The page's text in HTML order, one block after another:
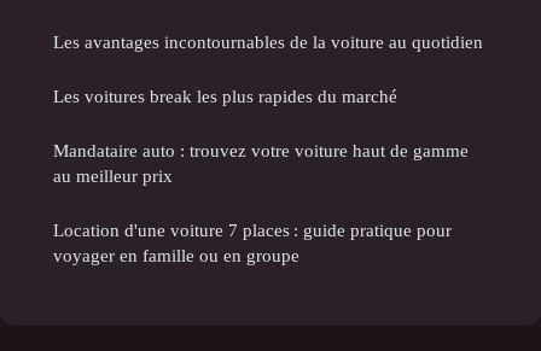
Les avantages incontournables de la voiture au quotidien
Les voitures break les plus rapides du marché
Mandataire auto : trouvez votre voiture haut de gamme
au meilleur prix
Location d'une voiture 7 places : guide pratique pour
voyager en famille ou en groupe